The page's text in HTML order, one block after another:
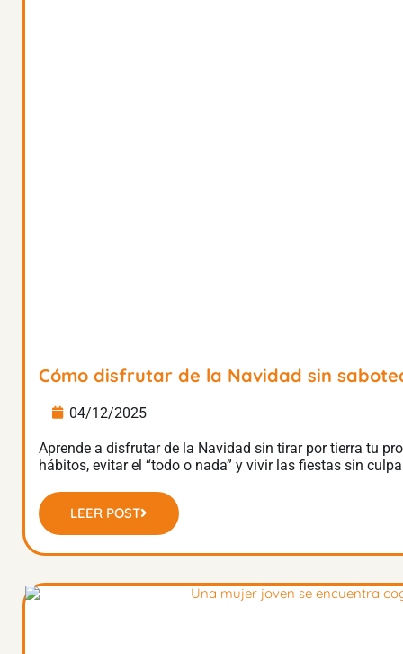
Cómo disfrutar de la Navidad sin
04/12/2025
Aprende a disfrutar de la Navidad sin tirar por tierra tu
hábitos, evitar el “todo o nada” y vivir las fiestas sin
LEER POST